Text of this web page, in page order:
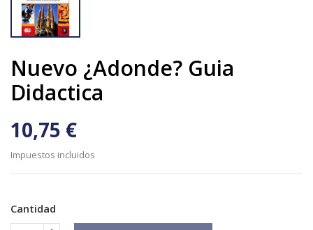
Nuevo ¿Adonde? Guia
Didactica
10,75 €
Impuestos incluidos
Cantidad